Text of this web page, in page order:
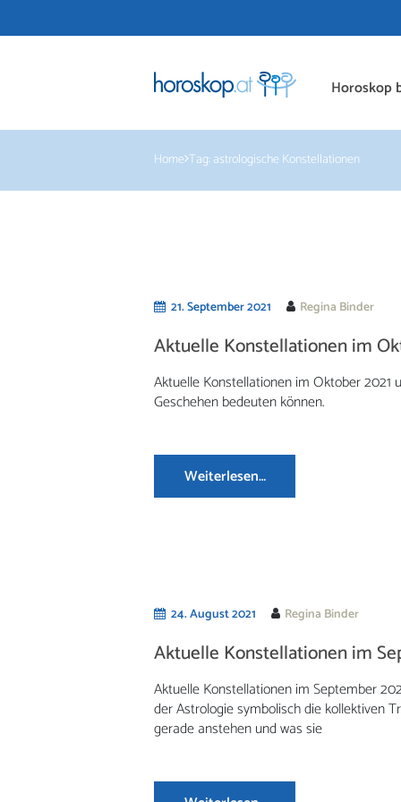
Horoskop
Home Tag: astrologische Konstellationen
21. September 2021 Regina Binder
Aktuelle Konstellationen im
Aktuelle Konstellationen im Oktober 2021
Geschehen bedeuten können.
Weiterlesen…
24. August 2021 Regina Binder
Aktuelle Konstellationen im
Aktuelle Konstellationen im September
der Astrologie symbolisch die kollektiven
gerade anstehen und was sie